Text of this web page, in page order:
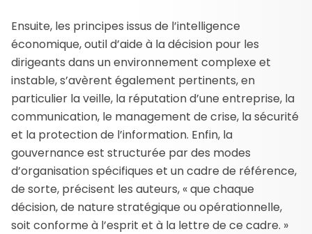
Ensuite, les principes issus de l’intelligence
économique, outil d’aide à la décision pour les
dirigeants dans un environnement complexe et
instable, s’avèrent également pertinents, en
particulier la veille, la réputation d’une entreprise, la
communication, le management de crise, la sécurité
et la protection de l’information. Enfin, la
gouvernance est structurée par des modes
d’organisation spécifiques et un cadre de référence,
de sorte, précisent les auteurs, « que chaque
décision, de nature stratégique ou opérationnelle,
soit conforme à l’esprit et à la lettre de ce cadre. »